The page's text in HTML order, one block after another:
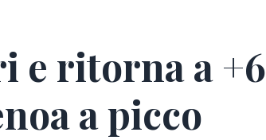
e ritorna a +6
a picco